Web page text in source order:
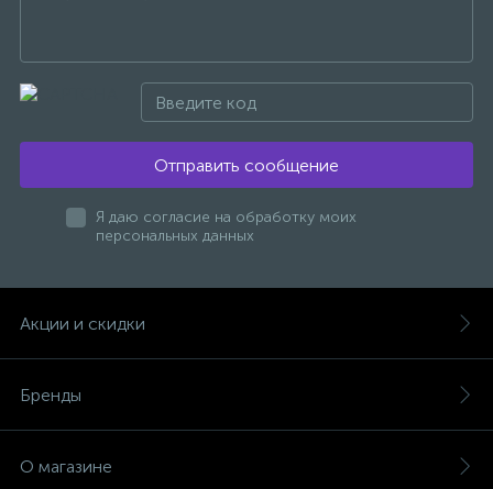
Отправить сообщение
Я даю согласие на обработку моих
персональных данных
Акции и скидки
Бренды
О магазине
Смесители термостатические
3